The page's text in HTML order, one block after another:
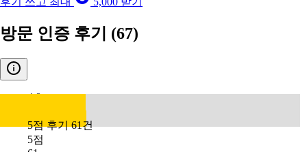
방문 인증 후기 (67)
4.8
5점 후기 61건
5점